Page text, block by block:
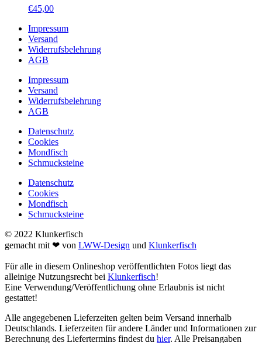
€45,00
Impressum
Versand
Widerrufsbelehrung
AGB
Impressum
Versand
Widerrufsbelehrung
AGB
Datenschutz
Cookies
Mondfisch
Schmucksteine
Datenschutz
Cookies
Mondfisch
Schmucksteine
© 2022 Klunkerfisch
gemacht mit ❤ von LWW-Design und Klunkerfisch
Für alle in diesem Onlineshop veröffentlichten Fotos liegt das
alleinige Nutzungsrecht bei Klunkerfisch!
Eine Verwendung/Veröffentlichung ohne Erlaubnis ist nicht
gestattet!
Alle angegebenen Lieferzeiten gelten beim Versand innerhalb
Deutschlands. Lieferzeiten für andere Länder und Informationen zur
Berechnung des Liefertermins findest du hier. Alle Preisangaben